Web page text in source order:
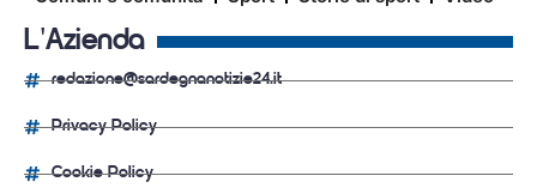
L'Azienda
redazione@sardegnanotizie24.it
Privacy Policy
Cookie Policy